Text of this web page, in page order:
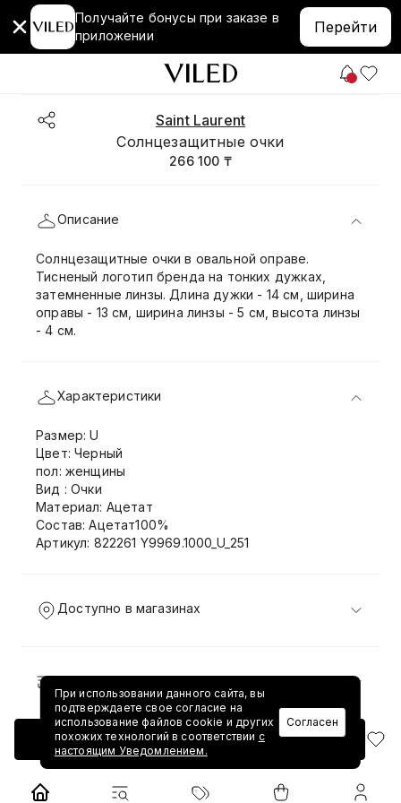
Получайте бонусы при заказе в
приложении
Перейти
Saint Laurent
Солнцезащитные очки
266 100 ₸
Добавить в корзину
Описание
Солнцезащитные очки в овальной оправе.
Тисненый логотип бренда на тонких дужках,
затемненные линзы. Длина дужки - 14 см, ширина
оправы - 13 см, ширина линзы - 5 см, высота линзы
- 4 см.
Характеристики
Размер: U
Цвет: Черный
пол: женщины
Вид : Очки
Материал: Ацетат
Состав: Ацетат100%
Артикул: 822261 Y9969.1000_U_251
Доступно в магазинах
Доставка и возврат
При использовании данного сайта, вы
подтверждаете свое согласие на
использование файлов cookie и других
похожих технологий в соответствии с
настоящим Уведомлением.
Согласен